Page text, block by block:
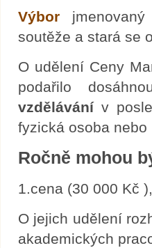
Výbor
soutěže a stará se
O udělení Ceny
podařilo
vzdělávánív
fyzická osoba
Ročně mohou
1.cena (30 000 Kč
O jejich udělení
akademických